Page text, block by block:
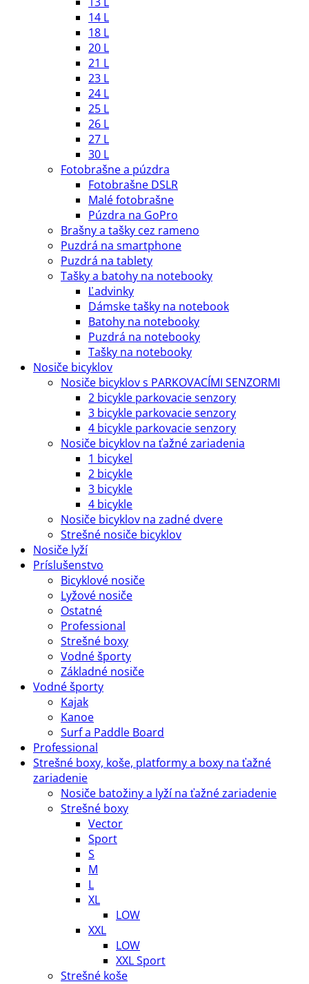
14 L
18 L
20 L
21 L
23 L
24 L
25 L
26 L
27 L
30 L
Fotobrašne a púzdra
Fotobrašne DSLR
Malé fotobrašne
Púzdra na GoPro
Brašny a tašky cez rameno
Puzdrá na smartphone
Puzdrá na tablety
Tašky a batohy na notebooky
Ľadvinky
Dámske tašky na notebook
Batohy na notebooky
Puzdrá na notebooky
Tašky na notebooky
Nosiče bicyklov
Nosiče bicyklov s PARKOVACÍMI SENZORMI
2 bicykle parkovacie senzory
3 bicykle parkovacie senzory
4 bicykle parkovacie senzory
Nosiče bicyklov na ťažné zariadenia
1 bicykel
2 bicykle
3 bicykle
4 bicykle
Nosiče bicyklov na zadné dvere
Strešné nosiče bicyklov
Nosiče lyží
Príslušenstvo
Bicyklové nosiče
Lyžové nosiče
Ostatné
Professional
Strešné boxy
Vodné športy
Základné nosiče
Vodné športy
Kajak
Kanoe
Surf a Paddle Board
Professional
Strešné boxy, koše, platformy a boxy na ťažné
zariadenie
Nosiče batožiny a lyží na ťažné zariadenie
Strešné boxy
Vector
Sport
S
M
L
XL
LOW
XXL
LOW
XXL Sport
Strešné koše